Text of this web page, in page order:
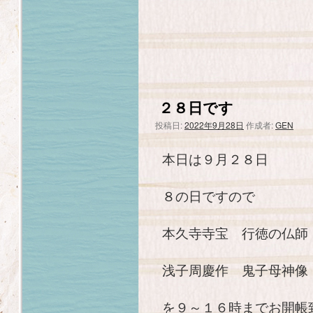
２８日です
投稿日:2022年9月28日 作成者:GEN
本日は９月２８日
８の日ですので
本久寺寺宝 行徳の仏師
浅子周慶作 鬼子母神像
を９～１６時までお開帳